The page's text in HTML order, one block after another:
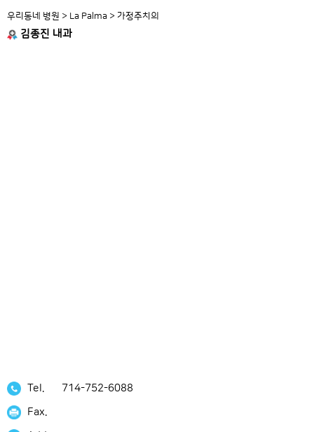
우리동네 병원 > La Palma > 가정주치의
김종진 내과
Tel. 714-752-6088
Fax.